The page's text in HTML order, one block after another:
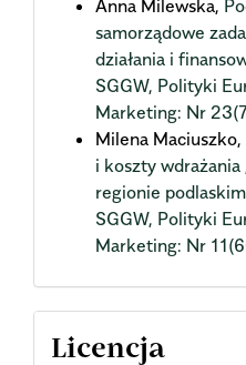
Anna Milewska,
samorządowe
działania i
SGGW, Polityki
Marketing: Nr
Milena
i koszty
regionie podlaskim
SGGW, Polityki
Marketing: Nr
Licencja